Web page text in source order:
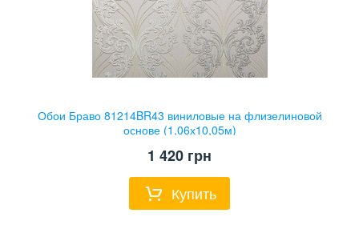
Обои Браво 81214BR43 виниловые на флизелиновой
основе (1,06х10,05м)
1 420 грн
Купить